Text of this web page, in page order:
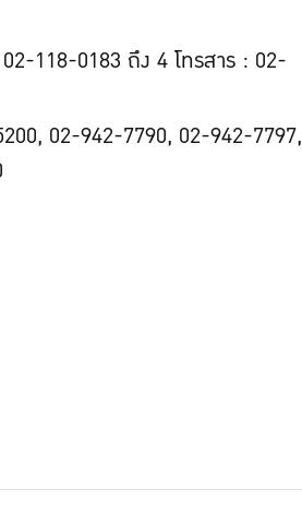
118-0183 ถึง 4 โทรสาร : 02-
02-942-7790, 02-942-7797,